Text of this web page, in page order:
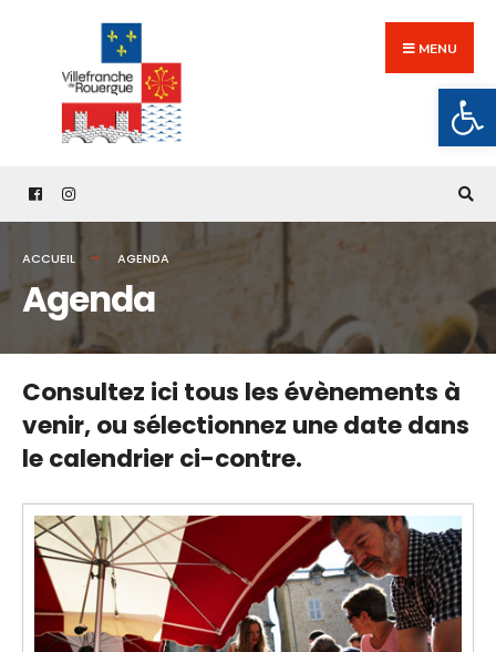
content
MENU
ACCUEIL AGENDA
Agenda
Consultez ici tous les évènements à
venir,ou sélectionnez une date dans
le calendrier ci-contre.